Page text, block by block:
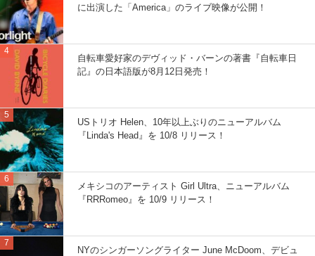
に出演した「America」のライブ映像が公開！
自転車愛好家のデヴィッド・バーンの著書『自転車日
記』の日本語版が8月12日発売！
USトリオ Helen、10年以上ぶりのニューアルバム
『Linda's Head』を 10/8 リリース！
メキシコのアーティスト Girl Ultra、ニューアルバム
『RRRomeo』を 10/9 リリース！
NYのシンガーソングライター June McDoom、デビュ